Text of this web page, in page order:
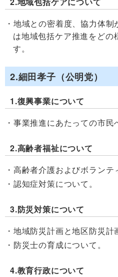
地域との密着度、協力体
は地域包括ケア推進をどの
す。
2.細田孝子（公明党）
1.復興事業について
事業推進にあたっての市民
2.高齢者福祉について
高齢者介護およびボランテ
認知症対策について。
3.防災対策について
地域防災計画と地区防災計
防災士の育成について。
4.教育行政について